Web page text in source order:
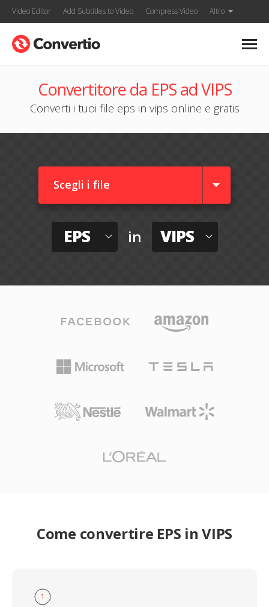
Video Editor Add Subtitles to Video Compress Video Altro
Convertitore da EPS ad VIPS
Converti i tuoi file eps in vips online e gratis
Scegli i file
EPS in VIPS
Come convertire EPS in VIPS
1